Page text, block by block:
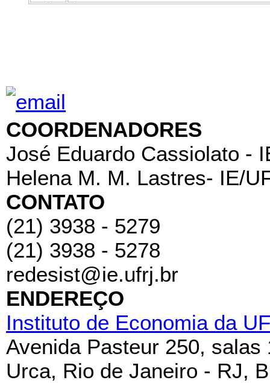
COORDENADORES
José Eduardo Cassiolato -
Helena M. M. Lastres- IE/
CONTATO
(21) 3938 - 5279
(21) 3938 - 5278
redesist@ie.ufrj.br
ENDEREÇO
Instituto de Economia da
Avenida Pasteur 250, salas
Urca, Rio de Janeiro - RJ,